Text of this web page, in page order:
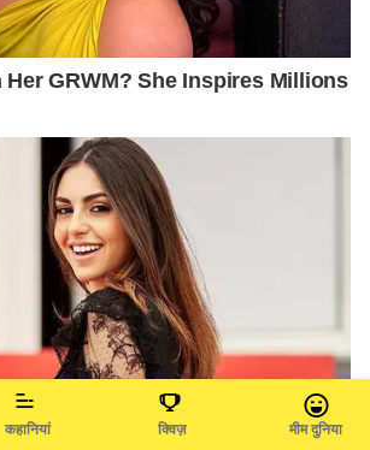
कहानियां क्विज़ मीम दुनिया